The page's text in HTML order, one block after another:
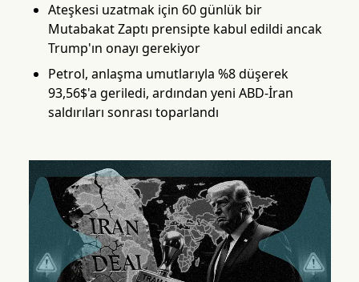
Ateşkesi uzatmak için 60 günlük bir
Mutabakat Zaptı prensipte kabul edildi ancak
Trump'ın onayı gerekiyor
Petrol, anlaşma umutlarıyla %8 düşerek
93,56$'a geriledi, ardından yeni ABD-İran
saldırıları sonrası toparlandı